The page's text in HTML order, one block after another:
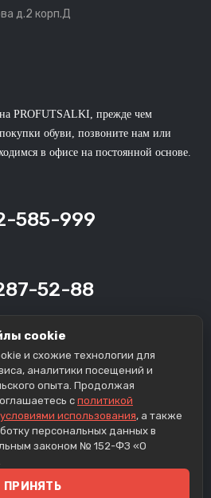
cookie
и схожие технологии для
аналитики посещений и
опыта. Продолжая
сполитикой
условиями использования, а также
персональных данных в
законом № 152-ФЗ «О
ПРИНЯТЬ
д.2 корп.Д
PROFUTSALKI, прежде чем
обуви, позвоните нам или
в офисе на постоянной основе.
585-999
52-88
14-38
80-40